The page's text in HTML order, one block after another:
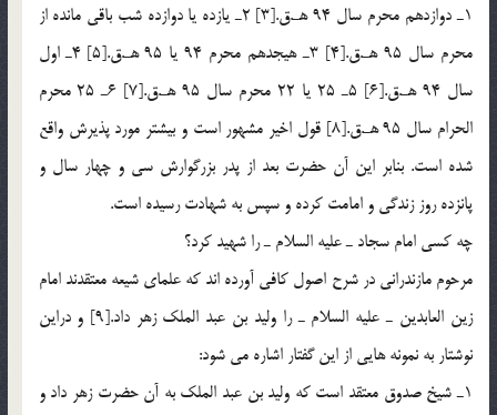
1ـ دوازدهم محرم سال 94 هـ.ق.[3] 2ـ یازده یا دوازده شب باقی مانده از
محرم سال 95 هـ.ق.[4] 3ـ هیجدهم محرم 94 یا 95 هـ.ق.[5] 4ـ اول
سال 94 هـ.ق.[6] 5ـ 25 یا 22 محرم سال 95 هـ.ق.[7] 6ـ 25 محرم
الحرام سال 95 هـ.ق.[8] قول اخیر مشهور است و بیشتر مورد پذیرش واقع
شده است. بنابر این آن حضرت بعد از پدر بزرگوارش سی و چهار سال و
پانزده روز زندگی و امامت کرده و سپس به شهادت رسیده است.
چه کسی امام سجاد ـ علیه السلام ـ را شهید کرد؟
مرحوم مازندرانی در شرح اصول کافی آورده اند که علمای شیعه معتقدند امام
زین العابدین ـ علیه السلام ـ را ولید بن عبد الملک زهر داد.[9] و دراین
نوشتار به نمونه هایی از این گفتار اشاره می شود:
1ـ شیخ صدوق معتقد است که ولید بن عبد الملک به آن حضرت زهر داد و